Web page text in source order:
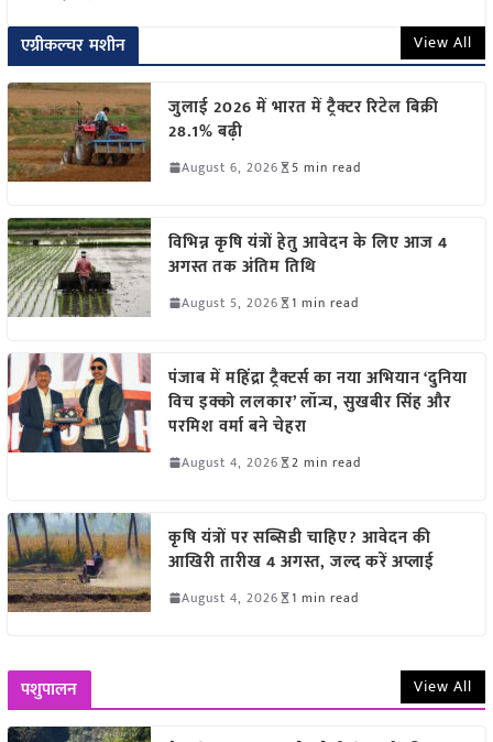
एग्रीकल्चर मशीन View All
जुलाई 2026 में भारत में ट्रैक्टर रिटेल बिक्री
28.1% बढ़ी
August 6, 2026 5 min read
विभिन्न कृषि यंत्रों हेतु आवेदन के लिए आज 4
अगस्त तक अंतिम तिथि
August 5, 2026 1 min read
पंजाब में महिंद्रा ट्रैक्टर्स का नया अभियान ‘दुनिया
विच इक्को ललकार’ लॉन्च, सुखबीर सिंह और
परमिश वर्मा बने चेहरा
August 4, 2026 2 min read
कृषि यंत्रों पर सब्सिडी चाहिए? आवेदन की
आखिरी तारीख 4 अगस्त, जल्द करें अप्लाई
August 4, 2026 1 min read
पशुपालन View All